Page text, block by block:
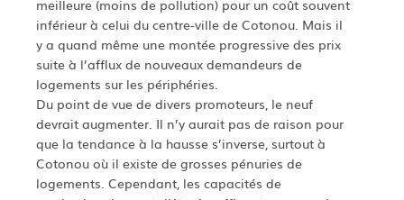
meilleure (moins de pollution) pour un coût souvent
inférieur à celui du centre-ville de Cotonou. Mais il
y a quand même une montée progressive des prix
suite à l’afflux de nouveaux demandeurs de
logements sur les périphéries.
Du point de vue de divers promoteurs, le neuf
devrait augmenter. Il n’y aurait pas de raison pour
que la tendance à la hausse s’inverse, surtout à
Cotonou où il existe de grosses pénuries de
logements. Cependant, les capacités de